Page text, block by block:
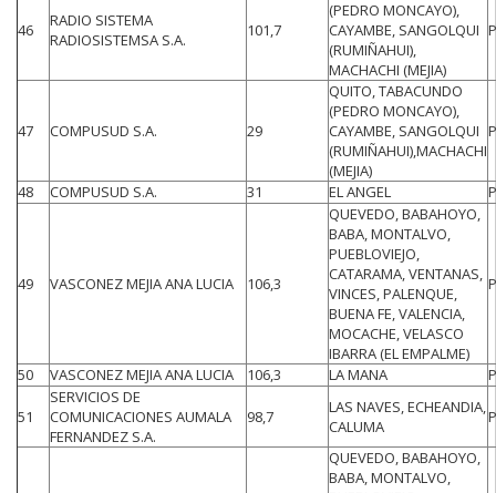
46
RADIO SISTEMA
RADIOSISTEMSA S.A.
101,7
(PEDRO MONCAYO),
CAYAMBE, SANGOLQUI
(RUMIÑAHUI),
MACHACHI (MEJIA)
47 COMPUSUD S.A. 29
QUITO, TABACUNDO
(PEDRO MONCAYO),
CAYAMBE, SANGOLQUI
(RUMIÑAHUI),MACHACHI
(MEJIA)
48 COMPUSUD S.A. 31 EL ANGEL
49 VASCONEZ MEJIA ANA LUCIA 106,3
QUEVEDO, BABAHOYO,
BABA, MONTALVO,
PUEBLOVIEJO,
CATARAMA, VENTANAS,
VINCES, PALENQUE,
BUENA FE, VALENCIA,
MOCACHE, VELASCO
IBARRA (EL EMPALME)
50 VASCONEZ MEJIA ANA LUCIA 106,3 LA MANA
51
SERVICIOS DE
COMUNICACIONES AUMALA
FERNANDEZ S.A.
98,7
LAS NAVES, ECHEANDIA,
CALUMA
QUEVEDO, BABAHOYO,
BABA, MONTALVO,